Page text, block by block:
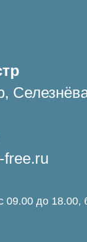
free.ru
до 18.00,